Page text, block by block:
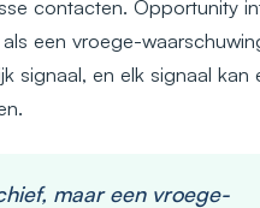
contacten. Opportunity
een vroege-
signaal, en elk signaal kan
maar een vroege-